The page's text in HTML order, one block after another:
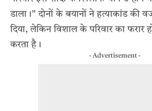
डाला।” दोनों के बयानों ने हत्याकांड की
दिया, लेकिन विशाल के परिवार का फरार
करता है।
- Advertisement -